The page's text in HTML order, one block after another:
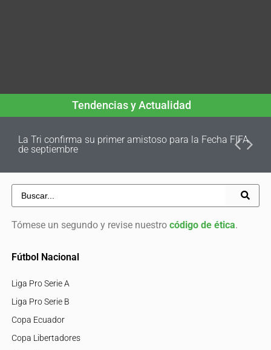
Tendencias y Actualidad
La Tri confirma su primer amistoso para la Fecha FIFA
de septiembre
Tómese un segundo y revise nuestro código de ética.
Fútbol Nacional
Liga Pro Serie A
Liga Pro Serie B
Copa Ecuador
Copa Libertadores